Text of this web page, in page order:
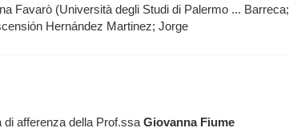
Favarò (Università degli Studi di Palermo ... Barreca;
Hernández Martinez; Jorge
afferenza della Prof.ssa Giovanna Fiume